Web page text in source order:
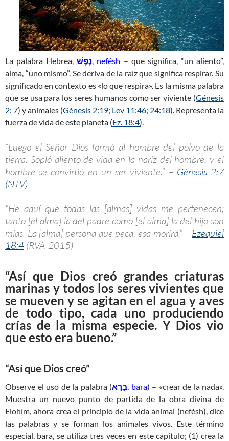
La palabra Hebrea,נֶפֶשׁ , nefésh – que significa, “un aliento”,
alma, “uno mismo”. Se deriva de la raíz que significa respirar. Su
significado en contexto es «lo que respira». Es la misma palabra
que se usa para los seres humanos como ser viviente (Génesis
2: 7) y animales (Génesis 2:19; Lev 11:46; 24:18). Representa la
fuerza de vida de este planeta (Ez. 18:4).
“Luego el Señor Dios formó al hombre del polvo de la
tierra. Sopló aliento de vida en la nariz del hombre, y el
hombre se convirtió en un ser viviente.” – Génesis 2:7
(NTV)
“He aquí que todas las [almas] vidas me pertenecen;
tanto [el alma] la del padre como [el alma] la del hijo son
mías. La [alma] persona que peca, esa morirá.” – Ezequiel
18:4 (RVA-2015)
“Así que Dios creó grandes criaturas
marinas y todos los seres vivientes que
se mueven y se agitan en el agua y aves
de todo tipo, cada uno produciendo
crías de la misma especie. Y Dios vio
que esto era bueno.”
“Así que Dios creó”
Observe el uso de la palabra (בָּרָא , bara) – «crear de la nada».
Muestra un nuevo punto de partida de la obra divina de
Elohím, ahora crea el principio de la vida animal (nefésh), dice
las palabras y se forman los animales vivos. Este término
especial, bara, se utiliza tres veces en este capítulo; (1) crea la